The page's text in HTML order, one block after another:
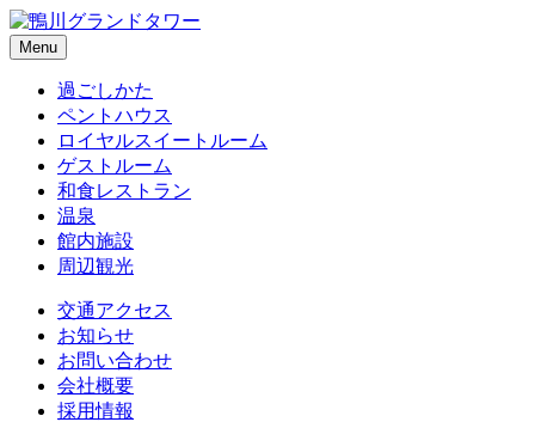
Menu
過ごしかた
ペントハウス
ロイヤルスイートルーム
ゲストルーム
和食レストラン
温泉
館内施設
周辺観光
交通アクセス
お知らせ
お問い合わせ
会社概要
採用情報